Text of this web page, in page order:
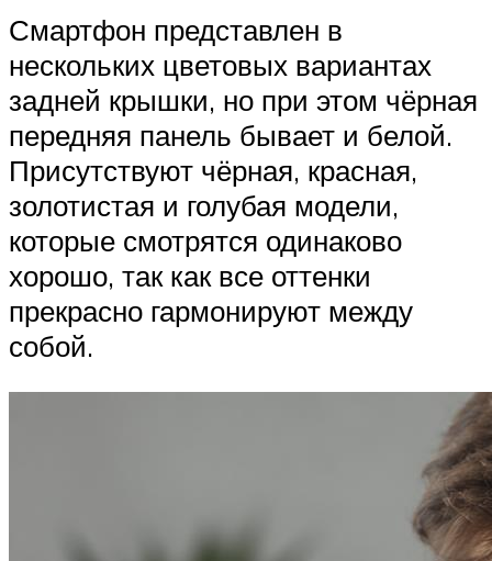
Смартфон представлен в
нескольких цветовых вариантах
задней крышки, но при этом чёрная
передняя панель бывает и белой.
Присутствуют чёрная, красная,
золотистая и голубая модели,
которые смотрятся одинаково
хорошо, так как все оттенки
прекрасно гармонируют между
собой.